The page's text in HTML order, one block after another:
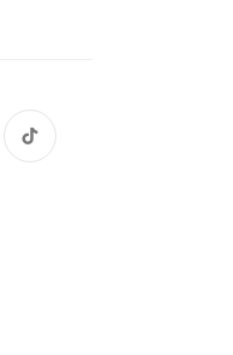
틱
톡